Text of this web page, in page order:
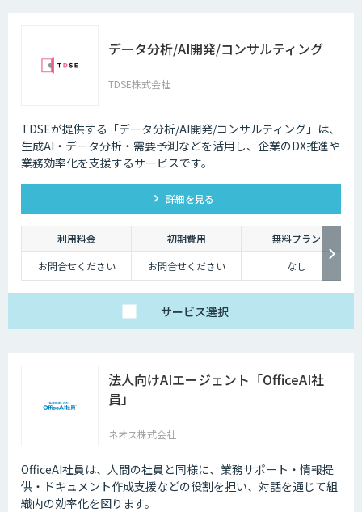
データ分析/AI開発/コンサルティング
TDSE株式会社
TDSEが提供する「データ分析/AI開発/コンサルティング」は、
生成AI・データ分析・需要予測などを活用し、企業のDX推進や
業務効率化を支援するサービスです。
詳細を見る
利用料金 初期費用
無料プラン
お問合せください
お問合せください なし
サービス選択
法人向けAIエージェント「OfficeAI社
員」
ネオス株式会社
OfficeAI社員は、人間の社員と同様に、業務サポート・情報提
供・ドキュメント作成支援などの役割を担い、対話を通じて組
織内の効率化を図ります。